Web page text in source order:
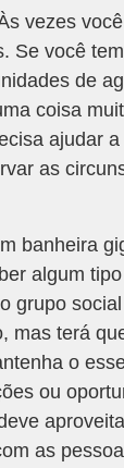
vezes
Se você
de
coisa
ajudar
as
banheira
algum
grupo
mas terá
o
ou
as